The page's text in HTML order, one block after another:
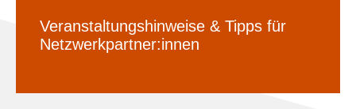
Veranstaltungshinweise & Tipps für
Netzwerkpartner:innen